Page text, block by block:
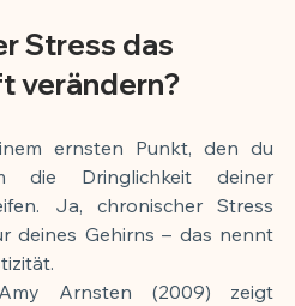
Stress das
verändern?
ernsten Punkt, den du
die Dringlichkeit deiner
Ja, chronischer Stress
deines Gehirns – das nennt
Arnsten (2009) zeigt